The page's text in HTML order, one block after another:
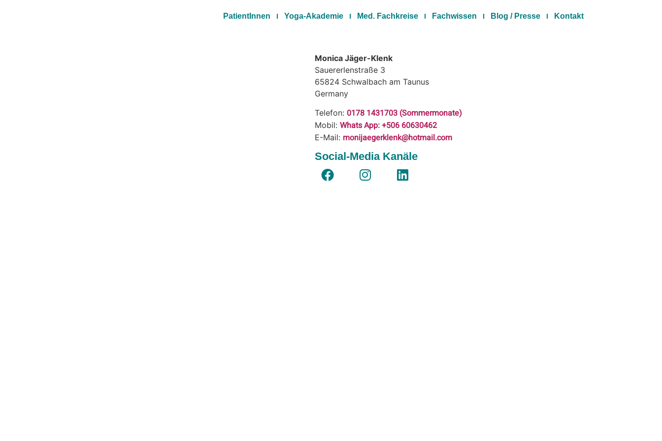
PatientInnen Yoga-Akademie Med. Fachkreise Fachwissen Blog / Presse Kontakt
Monica Jäger-Klenk
Sauererlenstraße 3
65824 Schwalbach am Taunus
Germany
Telefon: 0178 1431703 (Sommermonate)
Mobil:Whats App: +506 60630462
E-Mail: monijaegerklenk@hotmail.com
Social-Media Kanäle